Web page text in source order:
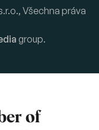
Všechna práva
group.
of